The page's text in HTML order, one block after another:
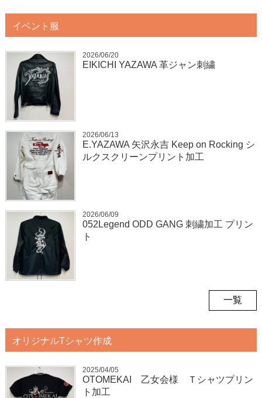
イベント服
2026/06/20
EIKICHI YAZAWA 革ジャン刺繍
2026/06/13
E.YAZAWA 矢沢永吉 Keep on Rocking シ
ルクスクリーンプリント加工
2026/06/09
052Legend ODD GANG 刺繍加工 プリン
ト
一覧
オリジナルTシャツ作成
2025/04/05
OTOMEKAI 乙女会様 Ｔシャツプリン
ト加工